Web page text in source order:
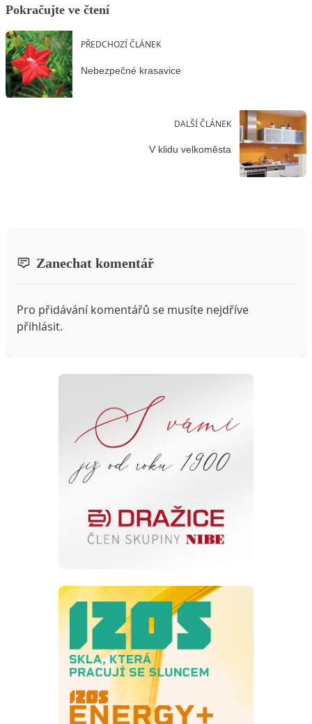
Pokračujte ve čtení
PŘEDCHOZÍ ČLÁNEK
Nebezpečné krasavice
DALŠÍ ČLÁNEK
V klidu velkoměsta
Zanechat komentář
Pro přidávání komentářů se musíte nejdříve
přihlásit.